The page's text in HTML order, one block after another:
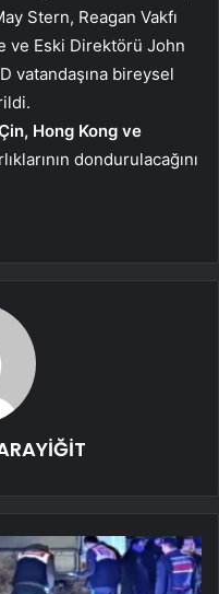
Stern, Reagan Vakfı
ve Eski Direktörü John
vatandaşına bireysel
Hong Kong ve
dondurulacağını